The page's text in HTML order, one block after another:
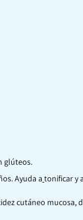
glúteos.
Ayuda a tonificar y
cutáneo mucosa,